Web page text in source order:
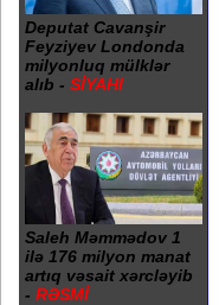
Deputat Cavanşir
Feyziyev Londonda
milyonluq mülklər
alıb - SİYAHI
Saleh Məmmədov 1
ilə 176 milyon manat
artıq vəsait xərcləyib
- RƏSMİ